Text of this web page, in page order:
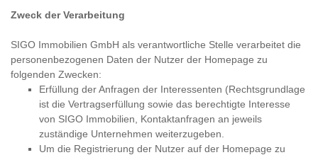
Zweck der Verarbeitung
SIGO Immobilien GmbH als verantwortliche Stelle verarbeitet die
personenbezogenen Daten der Nutzer der Homepage zu
folgenden Zwecken:
Erfüllung der Anfragen der Interessenten (Rechtsgrundlage
ist die Vertragserfüllung sowie das berechtigte Interesse
von SIGO Immobilien, Kontaktanfragen an jeweils
zuständige Unternehmen weiterzugeben.
Um die Registrierung der Nutzer auf der Homepage zu